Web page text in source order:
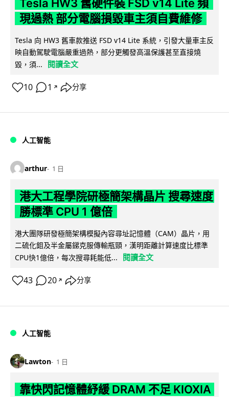
Tesla HW3 舊硬件裝 FSD v14 Lite 頻
現過熱 部分電腦損毀車主須自費維修
Tesla 向 HW3 舊車款推送 FSD v14 Lite 系統，引發大量車主反
映自動駕駛電腦嚴重過熱，部分更觸發高溫保護甚至直接燒
毀，須...
閱讀全文
10 1 ↗ 分享
人工智能
arthur 1 日
港大工程學院研極簡架構晶片 搜尋速度
勝標準 CPU 1 億倍
港大團隊研發極簡架構模擬內容尋址記憶體（CAM）晶片，用
二硫化鉬及半金屬銻克服傳輸瓶頸，漢明距離計算速度比標準
CPU快1億倍，每次搜尋耗能低...
閱讀全文
43 20 ↗ 分享
人工智能
Lawton 1 日
靠快閃記憶體紓緩 DRAM 不足 KIOXIA